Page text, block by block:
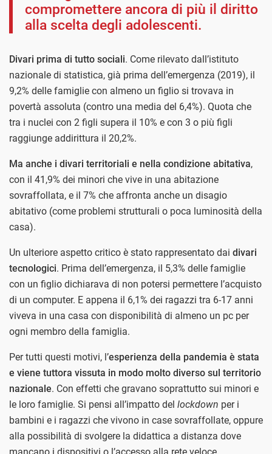
compromettere ancora di più il diritto
alla scelta degli adolescenti.
Divari prima di tutto sociali. Come rilevato dall’istituto
nazionale di statistica, già prima dell’emergenza (2019), il
9,2% delle famiglie con almeno un figlio si trovava in
povertà assoluta (contro una media del 6,4%). Quota che
tra i nuclei con 2 figli supera il 10% e con 3 o più figli
raggiunge addirittura il 20,2%.
Ma anche i divari territoriali e nella condizione abitativa,
con il 41,9% dei minori che vive in una abitazione
sovraffollata, e il 7% che affronta anche un disagio
abitativo (come problemi strutturali o poca luminosità della
casa).
Un ulteriore aspetto critico è stato rappresentato dai divari
tecnologici. Prima dell’emergenza, il 5,3% delle famiglie
con un figlio dichiarava di non potersi permettere l’acquisto
di un computer. E appena il 6,1% dei ragazzi tra 6-17 anni
viveva in una casa con disponibilità di almeno un pc per
ogni membro della famiglia.
Per tutti questi motivi, l’esperienza della pandemia è stata
e viene tuttora vissuta in modo molto diverso sul territorio
nazionale. Con effetti che gravano soprattutto sui minori e
le loro famiglie. Si pensi all’impatto del lockdown per i
bambini e i ragazzi che vivono in case sovraffollate, oppure
alla possibilità di svolgere la didattica a distanza dove